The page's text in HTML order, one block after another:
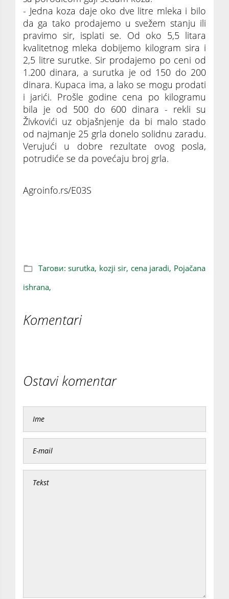
- Jedna koza daje oko dve litre mleka i bilo
da ga tako prodajemo u svežem stanju ili
pravimo sir, isplati se. Od oko 5,5 litara
kvalitetnog mleka dobijemo kilogram sira i
2,5 litre surutke. Sir prodajemo po ceni od
1.200 dinara, a surutka je od 150 do 200
dinara. Kupaca ima, a lako se mogu prodati
i jarići. Prošle godine cena po kilogramu
bila je od 500 do 600 dinara - rekli su
Živkovići uz objašnjenje da bi malo stado
od najmanje 25 grla donelo solidnu zaradu.
Verujući u dobre rezultate ovog posla,
potrudiće se da povećaju broj grla.
Agroinfo.rs/E03S
Тагови: surutka, kozji sir, cena jaradi, Pojačana
ishrana,
Komentari
Ostavi komentar